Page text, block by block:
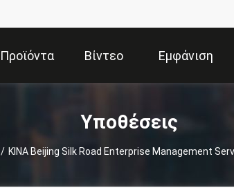
Προϊόντα Βίντεο Εμφάνιση
Υποθέσεις
/ ΚΙΝΑ Beijing Silk Road Enterprise Management